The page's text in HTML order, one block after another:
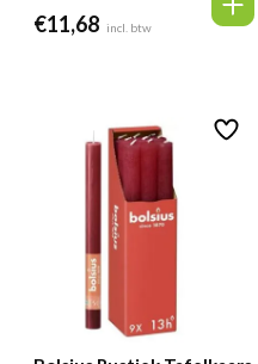
€11,68 incl. btw